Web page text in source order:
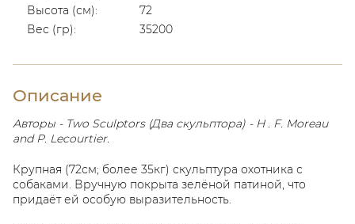
Высота (см):
72
Вес (гр):
35200
Описание
Авторы - Two Sculptors (Два скульптора) - H . F. Moreau
and P. Lecourtier.
Крупная (72см; более 35кг) скульптура охотника с
собаками. Вручную покрыта зелёной патиной, что
придаёт ей особую выразительность.